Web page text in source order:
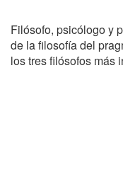
Filósofo, psicólogo y
de la filosofía del
los tres filósofos más